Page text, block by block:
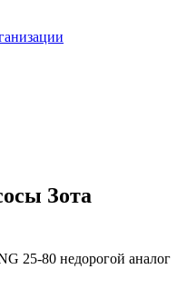
Зота
25-80 недорогой аналог